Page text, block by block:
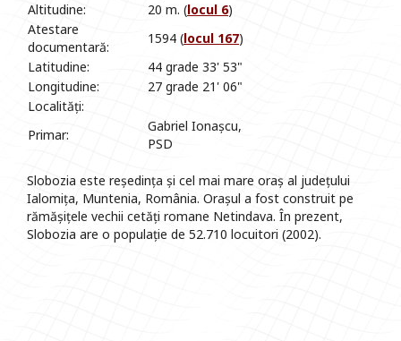
Altitudine:
20 m. (locul 6)
Atestare
documentară:
1594 (locul 167)
Latitudine:
44 grade 33' 53"
Longitudine:
27 grade 21' 06"
Localități:
Primar:
Gabriel Ionașcu,
PSD
Slobozia este reședința și cel mai mare oraș al județului
Ialomița, Muntenia, România. Orașul a fost construit pe
rămășițele vechii cetăți romane Netindava. În prezent,
Slobozia are o populație de 52.710 locuitori (2002).